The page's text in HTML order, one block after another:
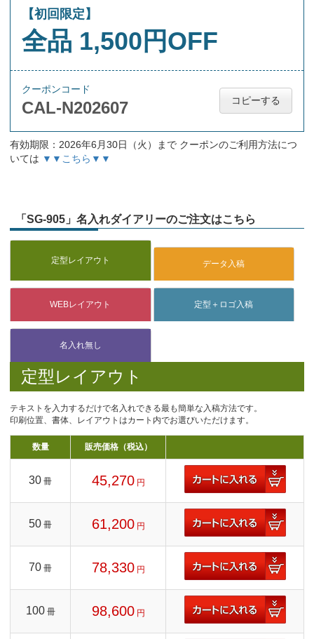
【初回限定】
全品 1,500円OFF
クーポンコード
CAL-N202607 コピーする
有効期限：2026年6月30日（火）まで クーポンのご利用方法につ
いては ▼▼こちら▼▼
「SG-905」名入れダイアリーのご注文はこちら
定型レイアウト
テキストを入力するだけで名入れできる最も簡単な入稿方法です。
印刷位置、書体、レイアウトはカート内でお選びいただけます。
数量 販売価格（税込）
30 冊 45,270 円
50 冊 61,200 円
70 冊 78,330 円
100 冊 98,600 円